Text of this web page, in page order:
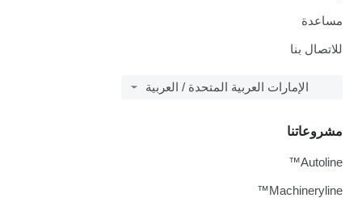
مساعدة
للاتصال بنا
الإمارات العربية المتحدة / العربية
مشروعاتنا
Autoline™
Machineryline™